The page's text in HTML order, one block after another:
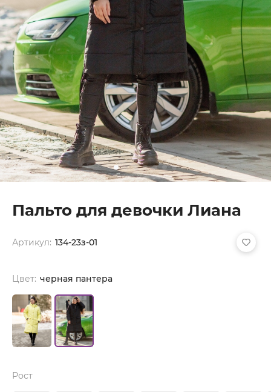
Пальто для девочки Лиана
Артикул: 134-23з-01
Цвет: черная пантера
Рост